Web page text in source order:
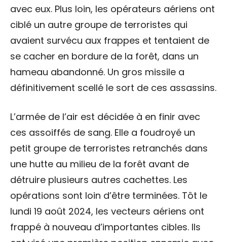
avec eux. Plus loin, les opérateurs aériens ont
ciblé un autre groupe de terroristes qui
avaient survécu aux frappes et tentaient de
se cacher en bordure de la forêt, dans un
hameau abandonné. Un gros missile a
définitivement scellé le sort de ces assassins.
L’armée de l’air est décidée à en finir avec
ces assoiffés de sang. Elle a foudroyé un
petit groupe de terroristes retranchés dans
une hutte au milieu de la forêt avant de
détruire plusieurs autres cachettes. Les
opérations sont loin d’être terminées. Tôt le
lundi 19 août 2024, les vecteurs aériens ont
frappé à nouveau d’importantes cibles. Ils